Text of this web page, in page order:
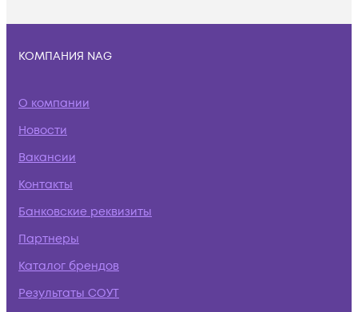
КОМПАНИЯ NAG
О компании
Новости
Вакансии
Контакты
Банковские реквизиты
Партнеры
Каталог брендов
Результаты СОУТ